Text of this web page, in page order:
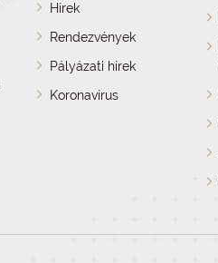
Hírek
Rendezvények
Pályázati hírek
Koronavírus